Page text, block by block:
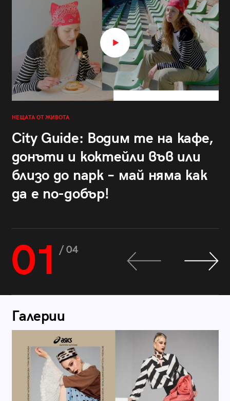
НЕЩАТА ОТ ЖИВОТА
City Guide: Водим те на кафе,
донъти и коктейли във или
близо до парк – май няма как
да е по-добър!
01 / 04
Галерии